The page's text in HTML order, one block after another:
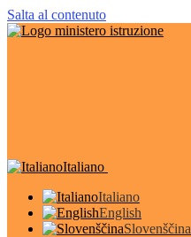
Salta al contenuto
Italiano
Italiano
English
Slovenščina